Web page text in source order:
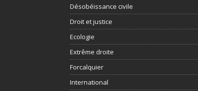
Désobéissance civile
Droit et justice
Ecologie
Extrême droite
Forcalquier
International